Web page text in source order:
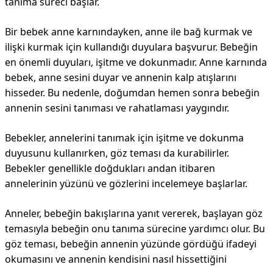
Bir bebek anne karnındayken, anne ile bağ kurmak ve
ilişki kurmak için kullandığı duyulara başvurur. Bebeğin
en önemli duyuları, işitme ve dokunmadır. Anne karnında
bebek, anne sesini duyar ve annenin kalp atışlarını
hisseder. Bu nedenle, doğumdan hemen sonra bebeğin
annenin sesini tanıması ve rahatlaması yaygındır.
Bebekler, annelerini tanımak için işitme ve dokunma
duyusunu kullanırken, göz teması da kurabilirler.
Bebekler genellikle doğdukları andan itibaren
annelerinin yüzünü ve gözlerini incelemeye başlarlar.
Anneler, bebeğin bakışlarına yanıt vererek, başlayan göz
temasıyla bebeğin onu tanıma sürecine yardımcı olur. Bu
göz teması, bebeğin annenin yüzünde gördüğü ifadeyi
okumasını ve annenin kendisini nasıl hissettiğini